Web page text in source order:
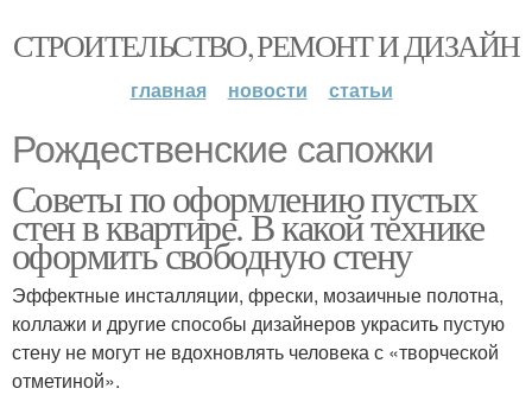
СТРОИТЕЛЬСТВО, РЕМОНТ И ДИЗАЙН
главная новости статьи
Рождественские сапожки
Советы по оформлению пустых
стен в квартире. В какой технике
оформить свободную стену
Эффектные инсталляции, фрески, мозаичные полотна,
коллажи и другие способы дизайнеров украсить пустую
стену не могут не вдохновлять человека с «творческой
отметиной».